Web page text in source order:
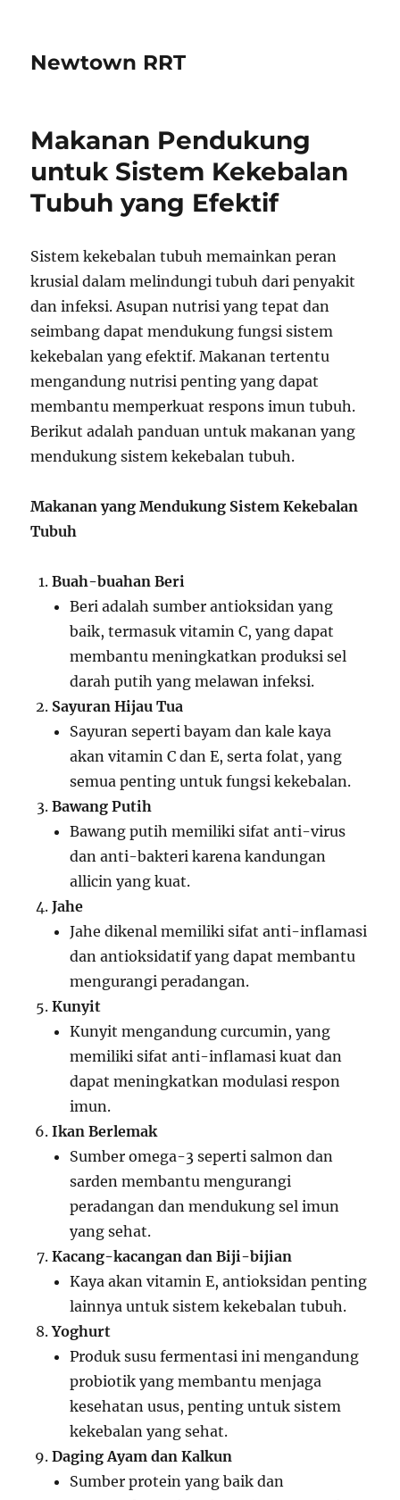
Newtown RRT
Makanan Pendukung
untuk Sistem Kekebalan
Tubuh yang Efektif
Sistem kekebalan tubuh memainkan peran
krusial dalam melindungi tubuh dari penyakit
dan infeksi. Asupan nutrisi yang tepat dan
seimbang dapat mendukung fungsi sistem
kekebalan yang efektif. Makanan tertentu
mengandung nutrisi penting yang dapat
membantu memperkuat respons imun tubuh.
Berikut adalah panduan untuk makanan yang
mendukung sistem kekebalan tubuh.
Makanan yang Mendukung Sistem Kekebalan
Tubuh
Buah-buahan Beri
Beri adalah sumber antioksidan yang
baik, termasuk vitamin C, yang dapat
membantu meningkatkan produksi sel
darah putih yang melawan infeksi.
Sayuran Hijau Tua
Sayuran seperti bayam dan kale kaya
akan vitamin C dan E, serta folat, yang
semua penting untuk fungsi kekebalan.
Bawang Putih
Bawang putih memiliki sifat anti-virus
dan anti-bakteri karena kandungan
allicin yang kuat.
Jahe
Jahe dikenal memiliki sifat anti-inflamasi
dan antioksidatif yang dapat membantu
mengurangi peradangan.
Kunyit
Kunyit mengandung curcumin, yang
memiliki sifat anti-inflamasi kuat dan
dapat meningkatkan modulasi respon
imun.
Ikan Berlemak
Sumber omega-3 seperti salmon dan
sarden membantu mengurangi
peradangan dan mendukung sel imun
yang sehat.
Kacang-kacangan dan Biji-bijian
Kaya akan vitamin E, antioksidan penting
lainnya untuk sistem kekebalan tubuh.
Yoghurt
Produk susu fermentasi ini mengandung
probiotik yang membantu menjaga
kesehatan usus, penting untuk sistem
kekebalan yang sehat.
Daging Ayam dan Kalkun
Sumber protein yang baik dan